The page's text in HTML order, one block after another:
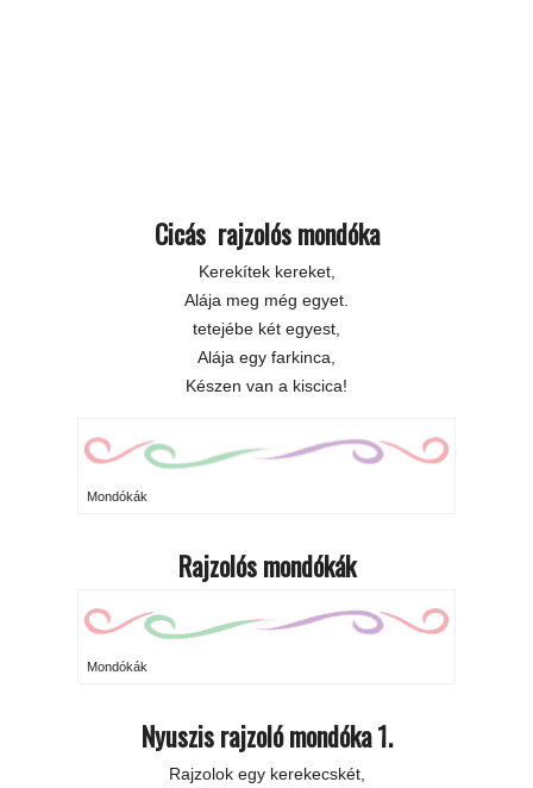
Cicás rajzolós mondóka
Kerekítek kereket,
Alája meg még egyet.
tetejébe két egyest,
Alája egy farkinca,
Készen van a kiscica!
Mondókák
Rajzolós mondókák
Mondókák
Nyuszis rajzoló mondóka 1.
Rajzolok egy kerekecskét,